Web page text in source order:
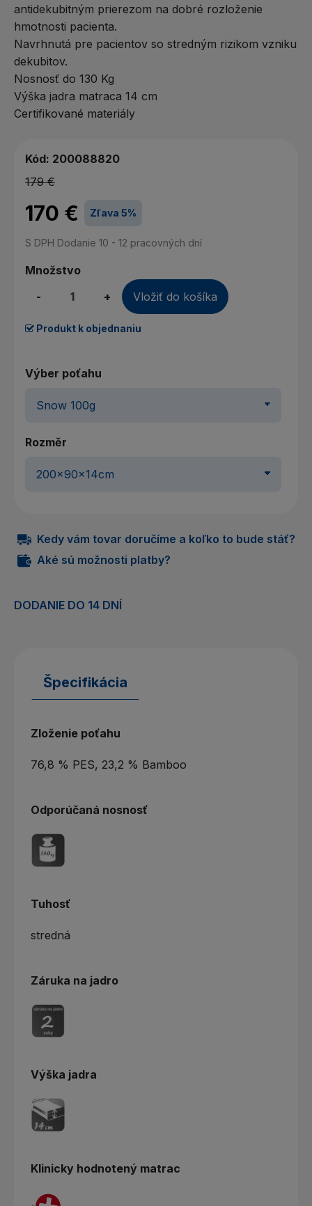
antidekubitným prierezom na dobré rozloženie
hmotnosti pacienta.
Navrhnutá pre pacientov so stredným rizikom vzniku
dekubitov.
Nosnosť do 130 Kg
Výška jadra matraca 14 cm
Certifikované materiály
Kód: 200088820
179 €
170 € Zľava 5%
S DPH Dodanie 10 - 12 pracovných dní
Množstvo
-
+ Vložiť do košíka
Produkt k objednaniu
Výber poťahu
Rozměr
Kedy vám tovar doručíme a koľko to bude stáť?
Aké sú možnosti platby?
DODANIE DO 14 DNÍ
Špecifikácia
Zloženie poťahu
76,8 % PES, 23,2 % Bamboo
Odporúčaná nosnosť
Tuhosť
stredná
Záruka na jadro
Výška jadra
Klinicky hodnotený matrac